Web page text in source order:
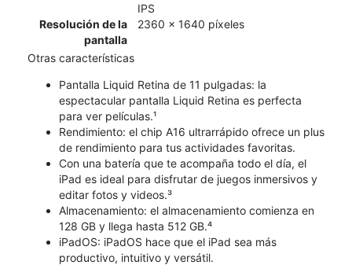
IPS
Resolución de la
pantalla
2360 x 1640 píxeles
Otras características
Pantalla Liquid Retina de 11 pulgadas: la
espectacular pantalla Liquid Retina es perfecta
para ver películas.¹
Rendimiento: el chip A16 ultrarrápido ofrece un plus
de rendimiento para tus actividades favoritas.
Con una batería que te acompaña todo el día, el
iPad es ideal para disfrutar de juegos inmersivos y
editar fotos y videos.³
Almacenamiento: el almacenamiento comienza en
128 GB y llega hasta 512 GB.⁴
iPadOS: iPadOS hace que el iPad sea más
productivo, intuitivo y versátil.